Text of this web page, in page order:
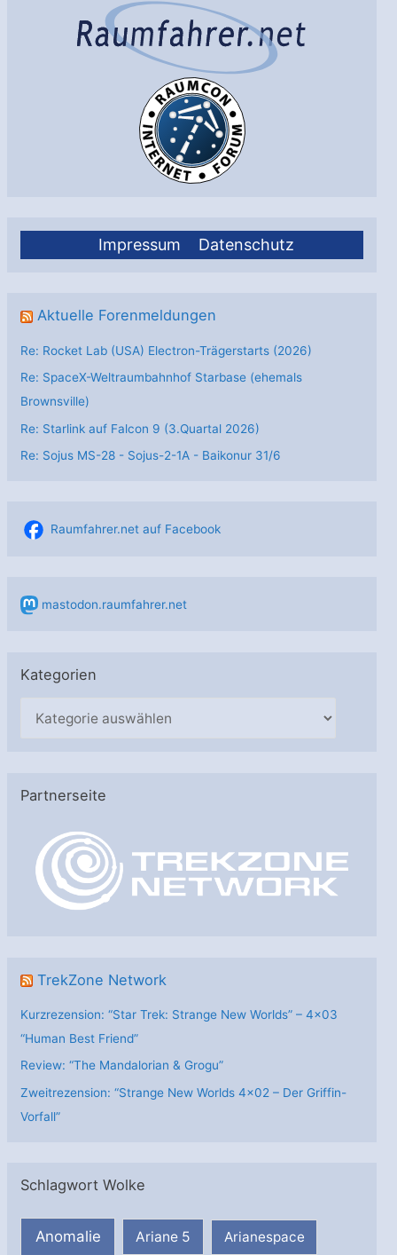
Impressum Datenschutz
Aktuelle Forenmeldungen
Re: Rocket Lab (USA) Electron-Trägerstarts (2026)
Re: SpaceX-Weltraumbahnhof Starbase (ehemals
Brownsville)
Re: Starlink auf Falcon 9 (3.Quartal 2026)
Re: Sojus MS-28 - Sojus-2-1А - Baikonur 31/6
Raumfahrer.net auf Facebook
mastodon.raumfahrer.net
Kategorien
g
Partnerseite
TrekZone Network
Kurzrezension: “Star Trek: Strange New Worlds” – 4×03
“Human Best Friend”
Review: “The Mandalorian & Grogu”
Zweitrezension: “Strange New Worlds 4×02 – Der Griffin-
Vorfall”
Schlagwort Wolke
Anomalie Ariane 5 Arianespace